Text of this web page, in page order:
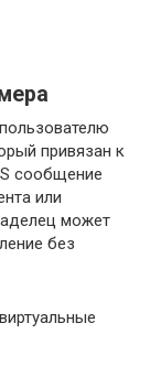
привязан к
сообщение
или
может
без